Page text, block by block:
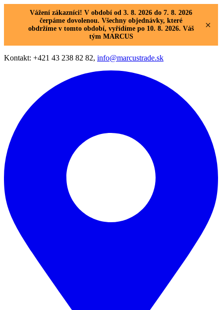
Vážení zákazníci! V období od 3. 8. 2026 do 7. 8. 2026
čerpáme dovolenou. Všechny objednávky, které
obdržíme v tomto období, vyřídíme po 10. 8. 2026. Váš
tým MARCUS
×
Kontakt: +421 43 238 82 82, info@marcustrade.sk